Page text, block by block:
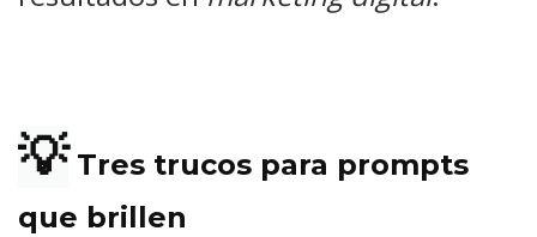
💡 Tres trucos para prompts
que brillen